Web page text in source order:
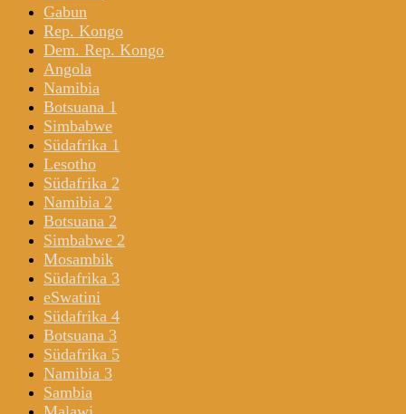
Gabun
Rep. Kongo
Dem. Rep. Kongo
Angola
Namibia
Botsuana 1
Simbabwe
Südafrika 1
Lesotho
Südafrika 2
Namibia 2
Botsuana 2
Simbabwe 2
Mosambik
Südafrika 3
eSwatini
Südafrika 4
Botsuana 3
Südafrika 5
Namibia 3
Sambia